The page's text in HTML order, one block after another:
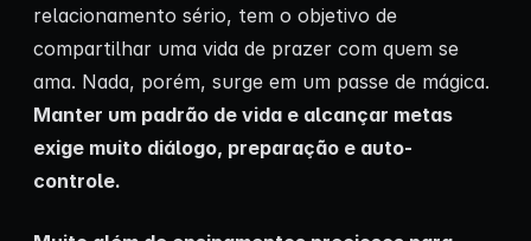
relacionamento sério, tem o objetivo de
compartilhar uma vida de prazer com quem se
ama. Nada, porém, surge em um passe de mágica.
Manter um padrão de vida e alcançar metas
exige muito diálogo, preparação e auto-
controle.